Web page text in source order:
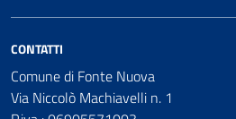
CONTATTI
Comune di Fonte Nuova
Via Niccolò Machiavelli n. 1